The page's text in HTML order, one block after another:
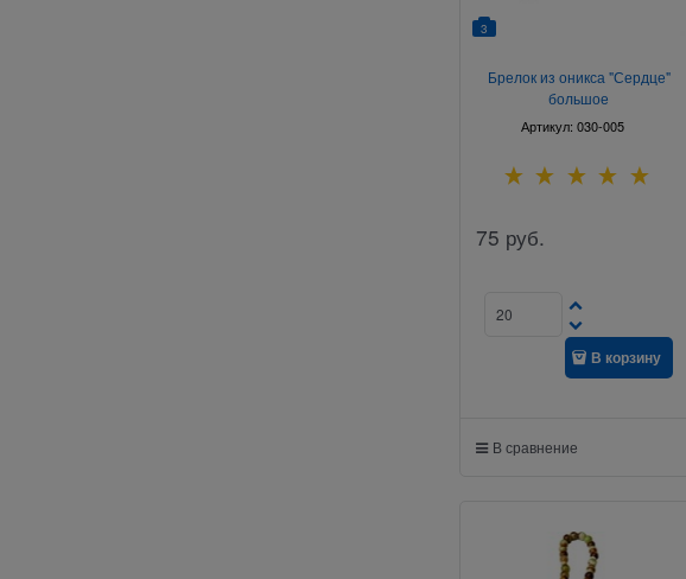
3
Брелок из оникса "Сердце"
большое
Артикул:030-005
75 руб.
В корзину
В сравнение